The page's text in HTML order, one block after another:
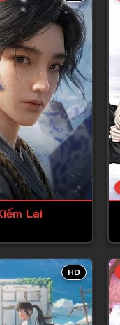
Tập 9
Tập 10
Tập 11
Tập 12
Tập 13
Tập 14
Tập 15
Tập 17
Tập 18
Tập 19
Tập 20
Lai
HD